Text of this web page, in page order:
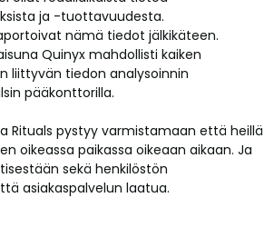
ja -tuottavuudesta.
nämä tiedot jälkikäteen.
Quinyx mahdollisti kaiken
liittyvän tiedon analysoinnin
pääkonttorilla.
Rituals pystyy varmistamaan että heillä
oikeassa paikassa oikeaan aikaan. Ja
sekä henkilöstön
asiakaspalvelun laatua.